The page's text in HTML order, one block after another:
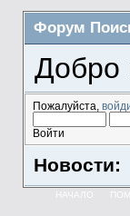
Форум
Добро
Пожалуйста,
Войти
Новости:
НАЧАЛО